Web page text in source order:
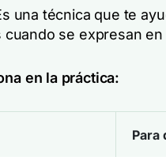
una técnica que te
cuando se expresan
en la práctica:
Para